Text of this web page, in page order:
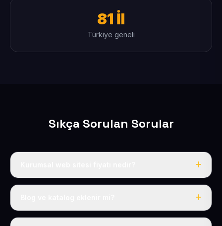
81 İl
Türkiye geneli
Sıkça Sorulan Sorular
Yıllık 50 USD + KDV tek fiyat; alan adı, hosting, SSL ve
Evet, kurumsal paketlerde blog, ürün/hizmet kataloğu